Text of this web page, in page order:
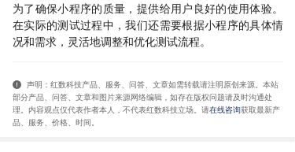
为了确保小程序的质量，提供给用户良好的使用体验。
在实际的测试过程中，我们还需要根据小程序的具体情
况和需求，灵活地调整和优化测试流程。
声明：红数科技产品、服务、问答、文章如需转载请注明原创来源。本站
部分产品、问答 、文章和图片来源网络编辑，如存在版权问题请及时沟通处
理。内容观点仅代表作者本人，不代表红数科技立场。请在线咨询获取最新产
品、服务、价格、时间